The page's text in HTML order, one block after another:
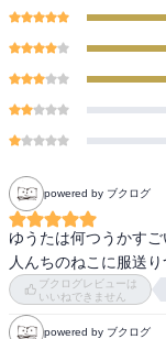
powered by ブクログ
ゆうたは何つうかす
人んちのねこに服送
ブクログレビューは
いいねできません
powered by ブクログ